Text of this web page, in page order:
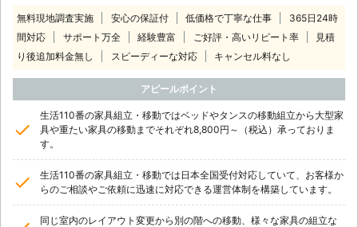
無料現地調査実施 安心の保証付 低価格で丁寧な仕事
365日24時
間対応
サポート万全 経験豊富 ご好評・高いリピート率
見積
り後追加料金無し
スピーディーな対応 キャンセル料なし
アピールポイント
生活110番の家具組立・移動ではベッドやタンスの移動組立から大型家
具や重たい家具の移動までそれぞれ8,800円～（税込）承っておりま
す。
生活110番の家具組立・移動では日本全国受付対応していて、お客様か
らのご相談やご依頼に迅速に対応できる運営体制を構築しています。
同じ室内のレイアウト変更から別の階への移動、様々な家具の組立な